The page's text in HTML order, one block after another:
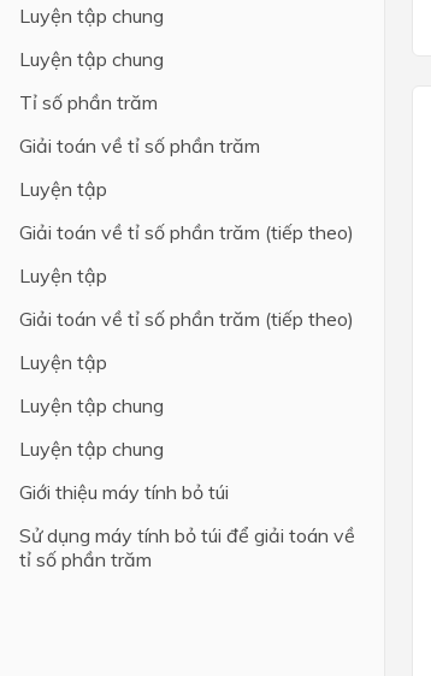
Luyện tập chung
Luyện tập chung
Tỉ số phần trăm
Giải toán về tỉ số phần trăm
Luyện tập
Giải toán về tỉ số phần trăm (tiếp theo)
Luyện tập
Giải toán về tỉ số phần trăm (tiếp theo)
Luyện tập
Luyện tập chung
Luyện tập chung
Giới thiệu máy tính bỏ túi
Sử dụng máy tính bỏ túi để giải toán về
tỉ số phần trăm